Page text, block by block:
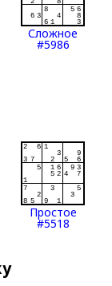
Сложное
#5986
Простое
#5518